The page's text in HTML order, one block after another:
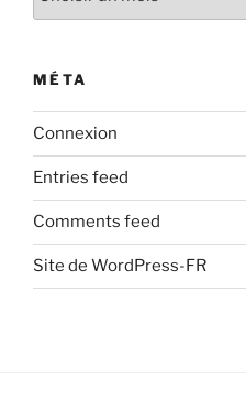
MÉTA
Connexion
Entries feed
Comments feed
Site de WordPress-FR